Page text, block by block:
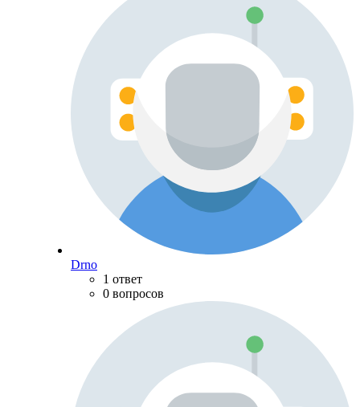
Drno
1 ответ
0 вопросов